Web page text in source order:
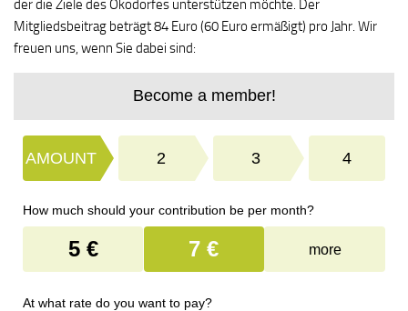
der die Ziele des Ökodorfes unterstützen möchte. Der
Mitgliedsbeitrag beträgt 84 Euro (60 Euro ermäßigt) pro Jahr. Wir
freuen uns, wenn Sie dabei sind: